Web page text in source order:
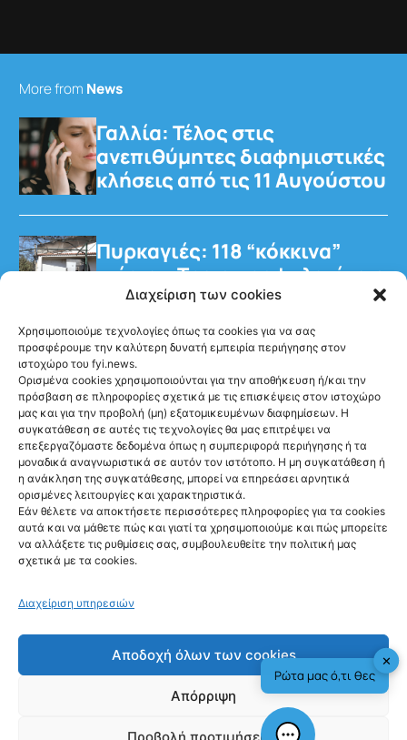
Διαχείριση των cookies
Χρησιμοποιούμε τεχνολογίες όπως τα cookies για να σας
προσφέρουμε την καλύτερη δυνατή εμπειρία περιήγησης στον
ιστοχώρο του fyi.news.
Ορισμένα cookies χρησιμοποιούνται για την αποθήκευση ή/και την
πρόσβαση σε πληροφορίες σχετικά με τις επισκέψεις στον ιστοχώρο
μας και για την προβολή (μη) εξατομικευμένων διαφημίσεων. Η
συγκατάθεση σε αυτές τις τεχνολογίες θα μας επιτρέψει να
επεξεργαζόμαστε δεδομένα όπως η συμπεριφορά περιήγησης ή τα
μοναδικά αναγνωριστικά σε αυτόν τον ιστότοπο. Η μη συγκατάθεση ή
η ανάκληση της συγκατάθεσης, μπορεί να επηρεάσει αρνητικά
ορισμένες λειτουργίες και χαρακτηριστικά.
Εάν θέλετε να αποκτήσετε περισσότερες πληροφορίες για τα cookies
αυτά και να μάθετε πώς και γιατί τα χρησιμοποιούμε και πώς μπορείτε
να αλλάξετε τις ρυθμίσεις σας, συμβουλευθείτε την πολιτική μας
σχετικά με τα cookies.
Διαχείριση υπηρεσιών
Αποδοχή όλων των cookies
Απόρριψη
Προβολή προτιμήσεων
More from News
Γαλλία: Τέλος στις
ανεπιθύμητες διαφημιστικές
κλήσεις από τις 11 Αυγούστου
Πυρκαγιές: 118 “κόκκινα”
κτίρια – Τρεις προφυλακίσεις
για τη φωτιά στη Βοιωτία
Ακολούθησέ μας
Newsletter
✕
Ρώτα μας ό,τι θες